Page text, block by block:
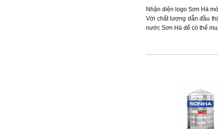
Nhận diện logo Sơn Hà
Với chất lượng dẫn đầu
nước Sơn Hà để có thể